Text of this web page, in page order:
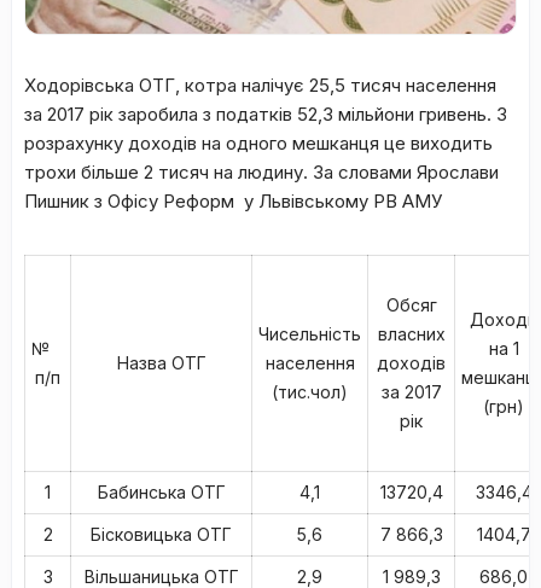
Ходорівська ОТГ, котра налічує 25,5 тисяч населення
за 2017 рік заробила з податків 52,3 мільйони гривень. З
розрахунку доходів на одного мешканця це виходить
трохи більше 2 тисяч на людину. За словами Ярослави
Пишник з Офісу Реформ у Львівському РВ АМУ
№
п/п
Назва ОТГ
Чисельність
населення
(тис.чол)
Обсяг
власних
доходів
за 2017
рік
Доходи
на 1
(грн)
1 Бабинська ОТГ 4,1 13720,4 3346,4
2 Бісковицька ОТГ 5,6 7 866,3 1404,7
3 Вільшаницька ОТГ 2,9 1 989,3 686,0